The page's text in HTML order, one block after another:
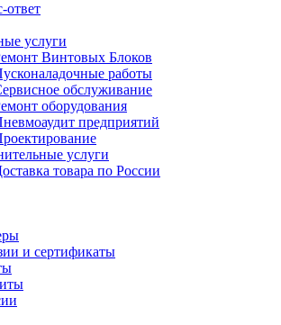
ответ
услуги
Винтовых Блоков
работы
обслуживание
оборудования
предприятий
услуги
товара по России
и сертификаты